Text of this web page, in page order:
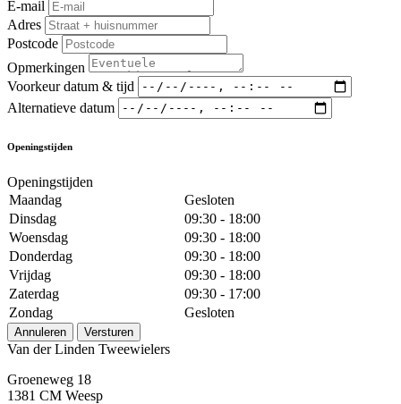
E-mail
Adres
Postcode
Opmerkingen
Voorkeur datum & tijd
Alternatieve datum
Openingstijden
Openingstijden
Maandag
Gesloten
Dinsdag
09:30 - 18:00
Woensdag
09:30 - 18:00
Donderdag
09:30 - 18:00
Vrijdag
09:30 - 18:00
Zaterdag
09:30 - 17:00
Zondag
Gesloten
Annuleren Versturen
Van der Linden Tweewielers
Groeneweg 18
1381 CM Weesp